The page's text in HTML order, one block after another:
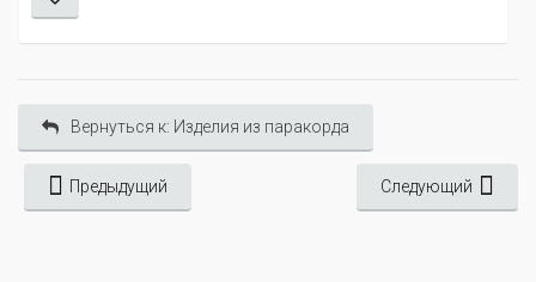
Вернуться к: Изделия из паракорда
Предыдущий Следующий